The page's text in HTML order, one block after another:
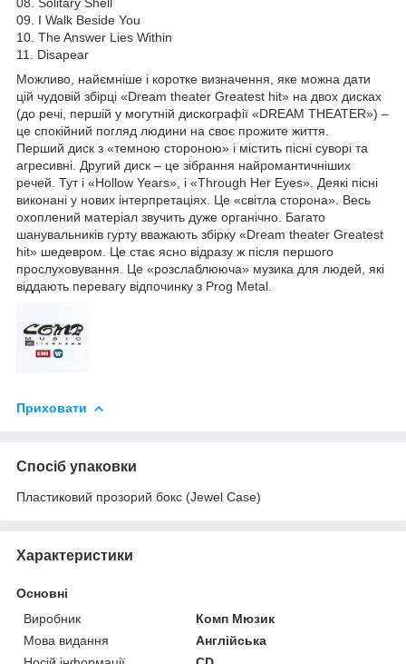
08. Solitary Shell
09. I Walk Beside You
10. The Answer Lies Within
11. Disapear
Можливо, найємніше і коротке визначення, яке можна дати
цій чудовій збірці «Dream theater Greatest hit» на двох дисках
(до речі, першій у могутній дискографії «DREAM THEATER») –
це спокійний погляд людини на своє прожите життя.
Перший диск з «темною стороною» і містить пісні суворі та
агресивні. Другий диск – це зібрання найромантичніших
речей. Тут і «Hollow Years», і «Through Her Eyes». Деякі пісні
виконані у нових інтерпретаціях. Це «світла сторона». Весь
охоплений матеріал звучить дуже органічно. Багато
шанувальників гурту вважають збірку «Dream theater Greatest
hit» шедевром. Це стає ясно відразу ж після першого
прослуховування. Це «розслаблююча» музика для людей, які
віддають перевагу відпочинку з Prog Metal.
Приховати
Спосіб упаковки
Пластиковий прозорий бокс (Jewel Case)
Характеристики
Основні
Виробник
Комп Мюзик
Мова видання
Англійська